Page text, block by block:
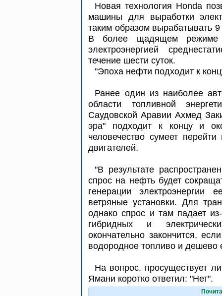
Новая технология Honda
машины для выработки
таким образом вырабатывать
В более щадящем режиме
электроэнергией
течение шести суток.
"Эпоха нефти подходит к
Ранее один из наиболее
области топливной
Саудовской Аравии Ахмед
эра" подходит к концу и
человечество сумеет
двигателей.
"В результате
спрос на нефть будет
генерации
ветряные установки. Для
однако спрос и там падает
гибридных и
окончательно закончится,
водородное топливо и дешево
На вопрос, просуществует
Ямани коротко ответил: "Нет".